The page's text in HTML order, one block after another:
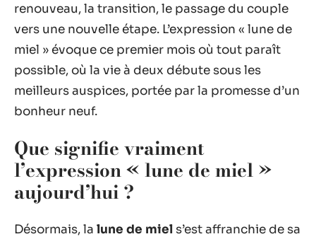
renouveau, la transition, le passage du couple
vers une nouvelle étape. L’expression « lune de
miel » évoque ce premier mois où tout paraît
possible, où la vie à deux débute sous les
meilleurs auspices, portée par la promesse d’un
bonheur neuf.
Que signifie vraiment
l’expression « lune de miel »
aujourd’hui ?
Désormais, la lune de miel s’est affranchie de sa